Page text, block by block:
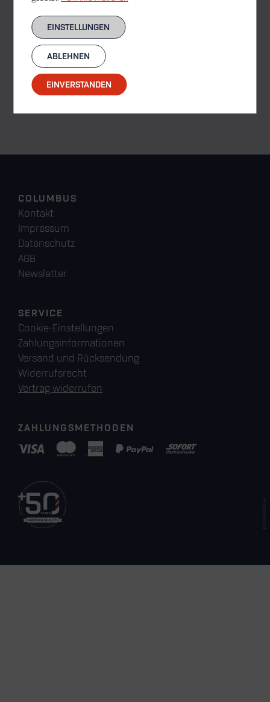
Industrie-Vakuumpumpe
COLUMBUS
Kontakt
Impressum
Datenschutz
AGB
Newsletter
SERVICE
Cookie-Einstellungen
Zahlungsinformationen
Versand und Rücksendung
Widerrufsrecht
Vertrag widerrufen
ZAHLUNGSMETHODEN
EINSTELLUNGEN
ABLEHNEN
EINVERSTANDEN